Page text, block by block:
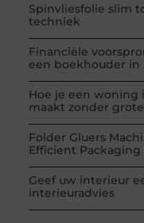
Spinvliesfolie slim
techniek
Financiële
een boekhouder in
Hoe je een
maakt zonder
Folder Gluers
Efficient
Geef uw interieur
interieuradvies